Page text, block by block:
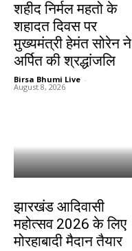
शहीद निर्मल महतो के
शहादत दिवस पर
मुख्यमंत्री हेमंत सोरेन ने
अर्पित की श्रद्धांजलि
Birsa Bhumi Live -
August 8, 2026
झारखंड आदिवासी
महोत्सव 2026 के लिए
मोरहाबादी मैदान तैयार